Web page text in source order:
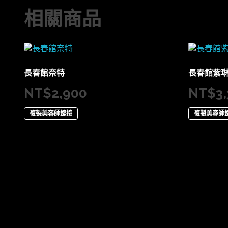
相關商品
長春館奈特
NT$2,900
複製美容師鏈接
長春館紫
NT$
複製美容師